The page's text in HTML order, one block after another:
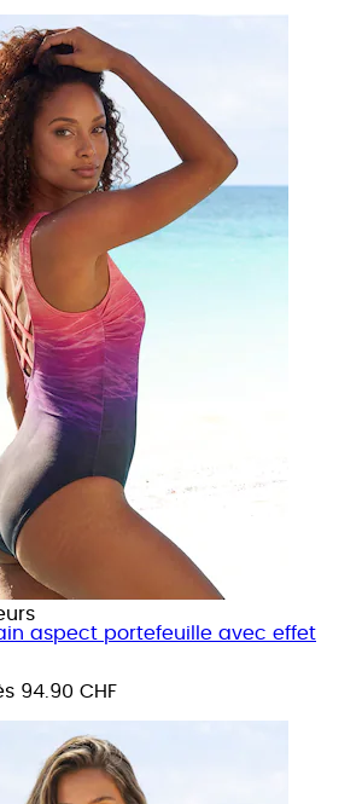
aspect portefeuille avec effet
94.90 CHF